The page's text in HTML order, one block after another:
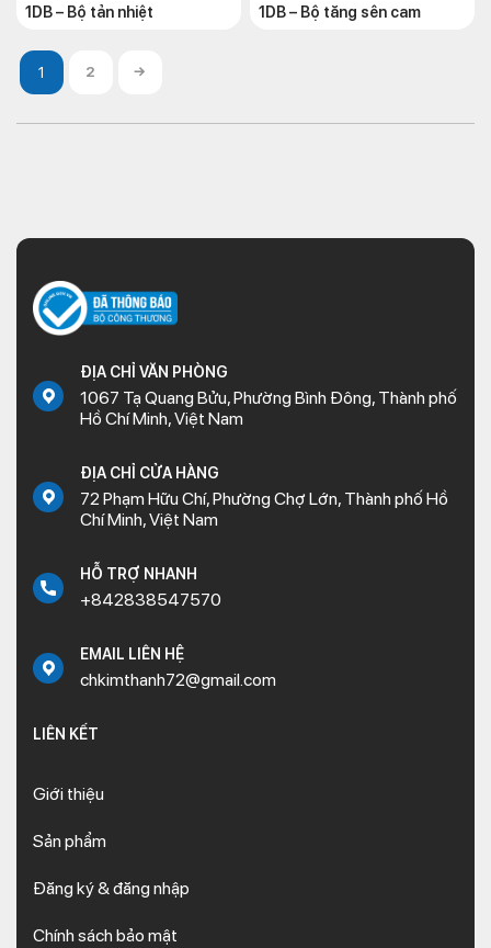
1DB – Bộ tản nhiệt 1DB – Bộ tăng sên cam
2 →
ĐỊA CHỈ VĂN PHÒNG
1067 Tạ Quang Bửu, Phường Bình Đông, Thành phố
Hồ Chí Minh, Việt Nam
ĐỊA CHỈ CỬA HÀNG
72 Phạm Hữu Chí, Phường Chợ Lớn, Thành phố Hồ
Chí Minh, Việt Nam
HỖ TRỢ NHANH
+842838547570
EMAIL LIÊN HỆ
chkimthanh72@gmail.com
LIÊN KẾT
Giới thiệu
Sản phẩm
Đăng ký & đăng nhập
Chính sách bảo mật